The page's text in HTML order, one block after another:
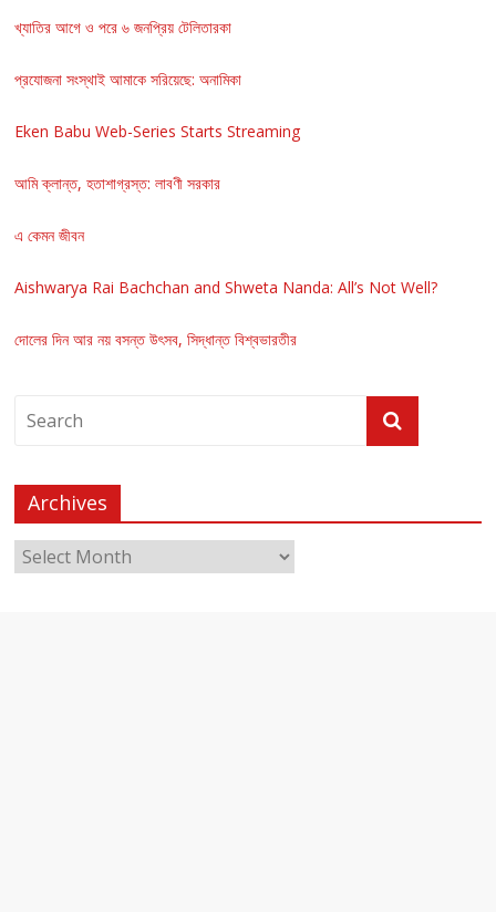
খ্যাতির আগে ও পরে ৬ জনপ্রিয় টেলিতারকা
প্রযোজনা সংস্থাই আমাকে সরিয়েছে: অনামিকা
Eken Babu Web-Series Starts Streaming
আমি ক্লান্ত, হতাশাগ্রস্ত: লাবণী সরকার
এ কেমন জীবন
Aishwarya Rai Bachchan and Shweta Nanda: All’s Not Well?
দোলের দিন আর নয় বসন্ত উৎসব, সিদ্ধান্ত বিশ্বভারতীর
Archives